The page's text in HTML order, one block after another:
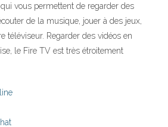
vous permettent de regarder des
de la musique, jouer à des jeux,
téléviseur. Regarder des vidéos en
le Fire TV est très étroitement